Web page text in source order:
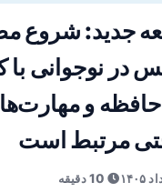
جدید: شروع
در نوجوانی با
و
مرتبط است
10 دقیقه